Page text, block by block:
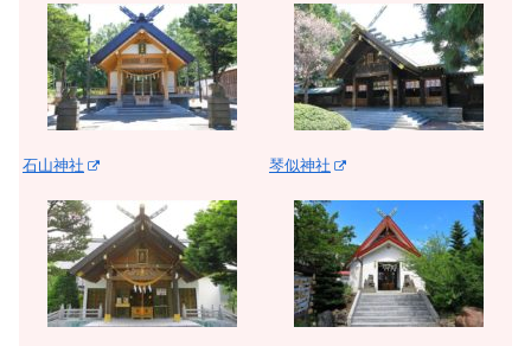
石山神社 琴似神社